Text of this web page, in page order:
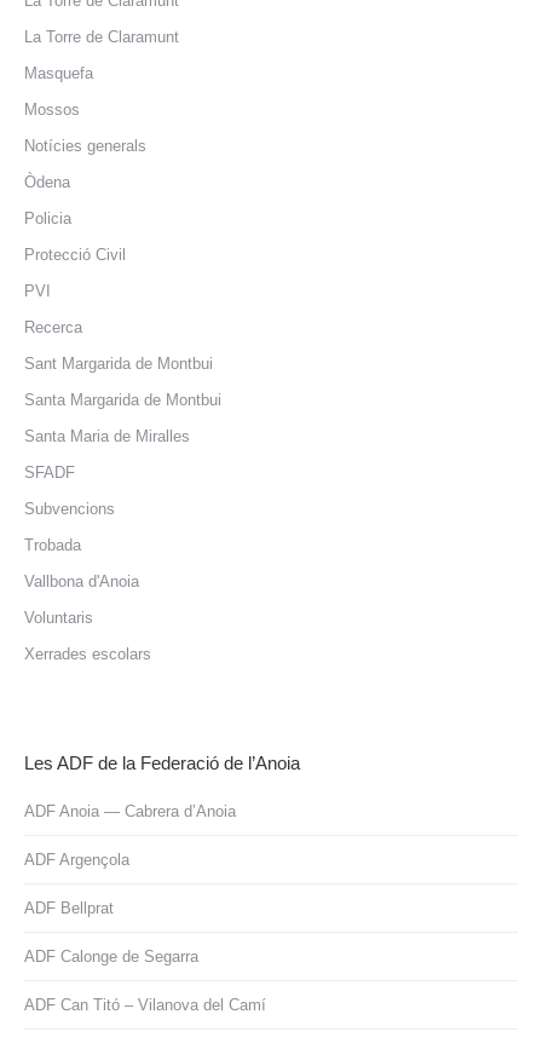
La Torre de Claramunt
Masquefa
Mossos
Notícies generals
Òdena
Policia
Protecció Civil
PVI
Recerca
Sant Margarida de Montbui
Santa Margarida de Montbui
Santa Maria de Miralles
SFADF
Subvencions
Trobada
Vallbona d'Anoia
Voluntaris
Xerrades escolars
Les ADF de la Federació de l’Anoia
ADF Anoia — Cabrera d’Anoia
ADF Argençola
ADF Bellprat
ADF Calonge de Segarra
ADF Can Titó – Vilanova del Camí